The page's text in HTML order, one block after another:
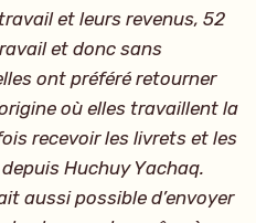
et leurs revenus, 52
et donc sans
ont préféré retourner
où elles travaillent la
recevoir les livrets et les
Huchuy Yachaq.
aussi possible d’envoyer